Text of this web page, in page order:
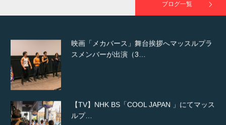
ブログ一覧
映画「メカバース」舞台挨拶へマッスルプラ
スメンバーが出演（3…
【TV】NHK BS「COOL JAPAN 」にてマッス
ルプ…